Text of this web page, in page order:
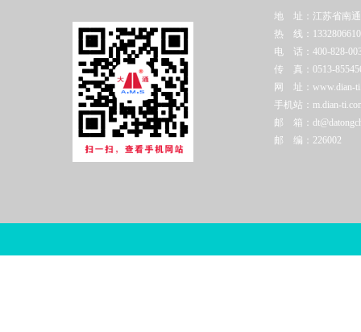
地 址：江苏省南通
热 线：
电 话：400-828-
传 真：0513-
网 址：www.dian-
手机站：m.dian-
邮 箱：
邮 编：226002